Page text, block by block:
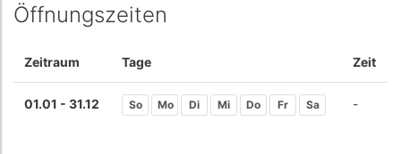
Öffnungszeiten
Zeitraum Tage Zeit
01.01 - 31.12 So Mo Di Mi Do Fr Sa -